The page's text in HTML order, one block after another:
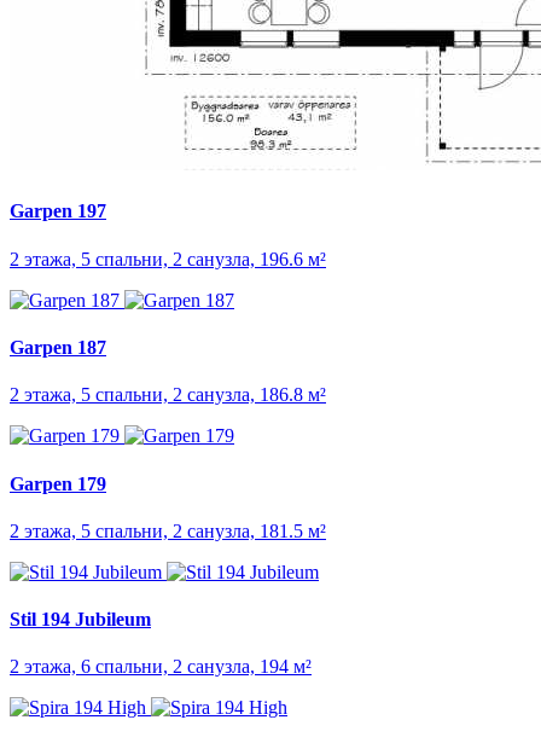
Garpen 197
2 этажа, 5 спальни, 2 санузла, 196.6 м²
Garpen 187
2 этажа, 5 спальни, 2 санузла, 186.8 м²
Garpen 179
2 этажа, 5 спальни, 2 санузла, 181.5 м²
Stil 194 Jubileum
2 этажа, 6 спальни, 2 санузла, 194 м²